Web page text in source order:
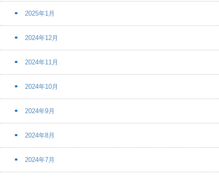
2025年1月
2024年12月
2024年11月
2024年10月
2024年9月
2024年8月
2024年7月